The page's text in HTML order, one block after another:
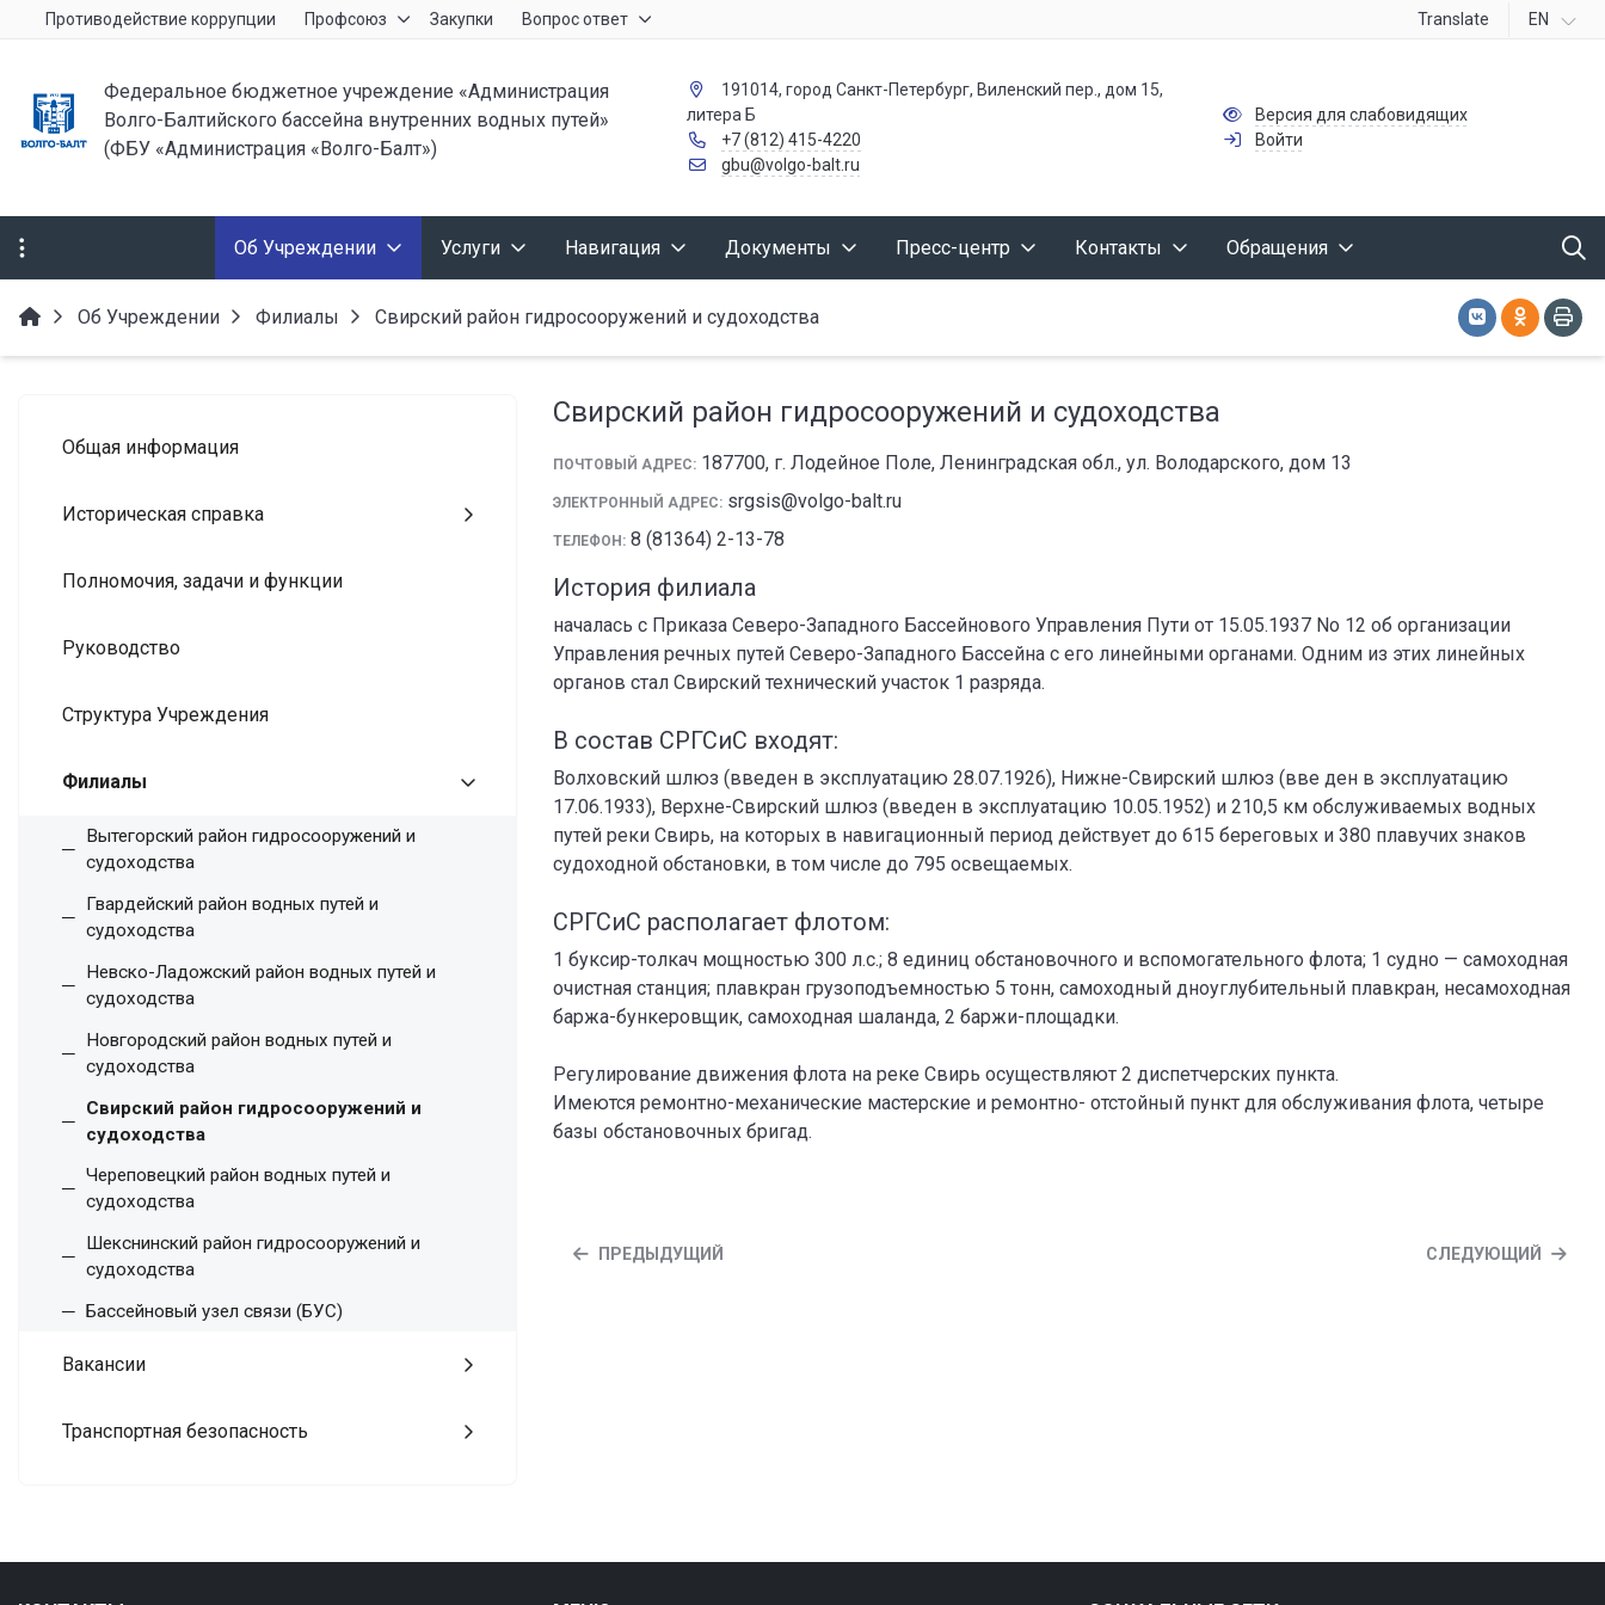
Противодействие коррупции Профсоюз Закупки Вопрос ответ Translate EN
Федеральное бюджетное учреждение «Администрация
Волго-Балтийского бассейна внутренних водных путей»
(ФБУ «Администрация «Волго-Балт»)
191014, город Санкт-Петербург, Виленский пер., дом 15,
литера Б
+7 (812) 415-4220
gbu@volgo-balt.ru
Версия для слабовидящих
Войти
Об Учреждении Услуги Навигация Документы Пресс-центр Контакты Обращения
Об Учреждении Филиалы Свирский район гидросооружений и судоходства
Общая информация
Историческая справка
Полномочия, задачи и функции
Руководство
Структура Учреждения
Филиалы
Вытегорский район гидросооружений и
судоходства
Гвардейский район водных путей и
судоходства
Невско-Ладожский район водных путей и
судоходства
Новгородский район водных путей и
судоходства
Свирский район гидросооружений и
судоходства
Череповецкий район водных путей и
судоходства
Шекснинский район гидросооружений и
судоходства
Бассейновый узел связи (БУС)
Вакансии
Транспортная безопасность
Свирский район гидросооружений и судоходства
ПОЧТОВЫЙ АДРЕС: 187700, г. Лодейное Поле, Ленинградская обл., ул. Володарского, дом 13
ЭЛЕКТРОННЫЙ АДРЕС: srgsis@volgo-balt.ru
ТЕЛЕФОН: 8 (81364) 2-13-78
История филиала
началась с Приказа Северо-Западного Бассейнового Управления Пути от 15.05.1937 No 12 об организации
Управления речных путей Северо-Западного Бассейна с его линейными органами. Одним из этих линейных
органов стал Свирский технический участок 1 разряда.
В состав СРГСиС входят:
Волховский шлюз (введен в эксплуатацию 28.07.1926), Нижне-Свирский шлюз (вве ден в эксплуатацию
17.06.1933), Верхне-Свирский шлюз (введен в эксплуатацию 10.05.1952) и 210,5 км обслуживаемых водных
путей реки Свирь, на которых в навигационный период действует до 615 береговых и 380 плавучих знаков
судоходной обстановки, в том числе до 795 освещаемых.
СРГСиС располагает флотом:
1 буксир-толкач мощностью 300 л.с.; 8 единиц обстановочного и вспомогательного флота; 1 судно — самоходная
очистная станция; плавкран грузоподъемностью 5 тонн, самоходный дноуглубительный плавкран, несамоходная
баржа-бункеровщик, самоходная шаланда, 2 баржи-площадки.
Регулирование движения флота на реке Свирь осуществляют 2 диспетчерских пункта.
Имеются ремонтно-механические мастерские и ремонтно- отстойный пункт для обслуживания флота, четыре
базы обстановочных бригад.
ПРЕДЫДУЩИЙ СЛЕДУЮЩИЙ